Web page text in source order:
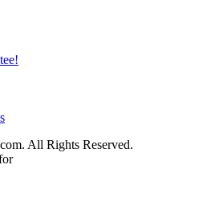
All Rights Reserved.